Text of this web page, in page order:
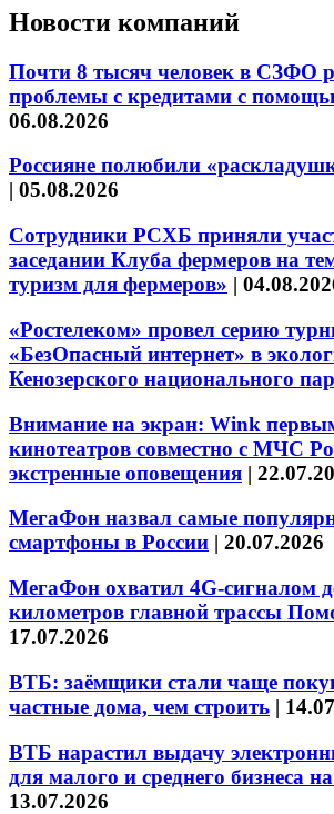
Новости компаний
Почти 8 тысяч человек в СЗФО
проблемы с кредитами с
06.08.2026
Россияне полюбили
| 05.08.2026
Сотрудники РСХБ приняли
заседании Клуба фермеров на
туризм для фермеров» |
«Ростелеком» провел серию
«БезОпасный интернет» в
Кенозерского национального
Внимание на экран: Wink
кинотеатров совместно с МЧС
экстренные оповещения |
МегаФон назвал самые
смартфоны в России | 20.07.2026
МегаФон охватил 4G-сигналом
километров главной трассы
17.07.2026
ВТБ: заёмщики стали чаще
частные дома, чем строить |
ВТБ нарастил выдачу
для малого и среднего бизнеса
13.07.2026